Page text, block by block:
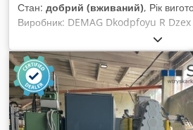
Стан: добрий (вживаний), Рік
Виробник: DEMAG Dkodpfoyu R
Вантажопідйомність: 860 кг + 630 кг
кранами) Точні технічні розміри
Крановий шлях можна подовжити за
і опор, показаних на фото, однак для
також інші елементи колії, які відсутні!